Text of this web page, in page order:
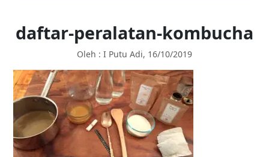
daftar-peralatan-kombucha
Oleh : I Putu Adi, 16/10/2019